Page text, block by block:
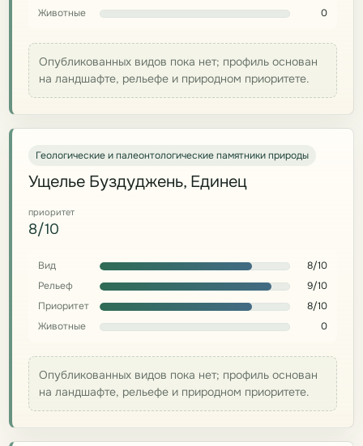
Животные
0
Опубликованных видов пока нет; профиль основан
на ландшафте, рельефе и природном приоритете.
Геологические и палеонтологические памятники природы
Ущелье Буздуджень, Единец
приоритет
8/10
Вид
8/10
Рельеф
9/10
Приоритет
8/10
Животные
0
Опубликованных видов пока нет; профиль основан
на ландшафте, рельефе и природном приоритете.